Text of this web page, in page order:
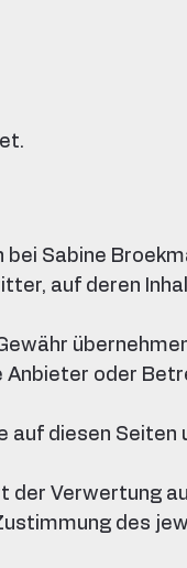
Sabine
auf deren
oder
auf diesen Seiten
der Verwertung
des